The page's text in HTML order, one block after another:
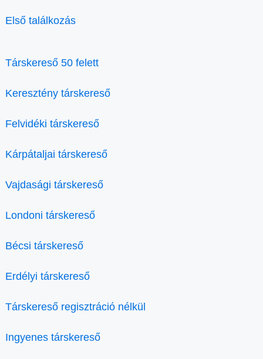
Első találkozás
Társkereső 50 felett
Keresztény társkereső
Felvidéki társkereső
Kárpátaljai társkereső
Vajdasági társkereső
Londoni társkereső
Bécsi társkereső
Erdélyi társkereső
Társkereső regisztráció nélkül
Ingyenes társkereső